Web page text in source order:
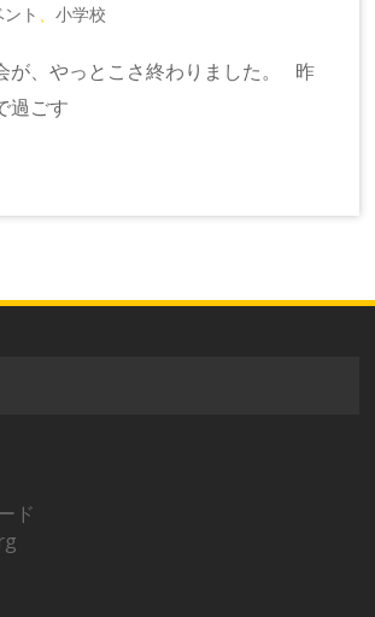
ト 、小学校
が、やっとこさ終わりました。 昨
過ごす
ド